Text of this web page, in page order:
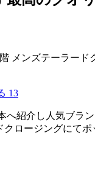
メンズテーラード
13
へ紹介し人気ブラ
ロージングにて